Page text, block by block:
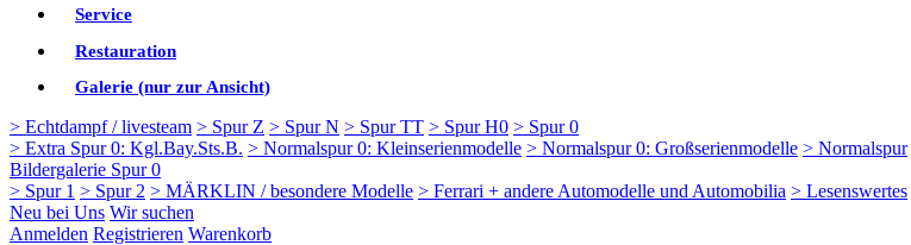
Service
Restauration
Galerie (nur zur Ansicht)
> Echtdampf / livesteam > Spur Z > Spur N > Spur TT > Spur H0 > Spur 0
> Extra Spur 0: Kgl.Bay.Sts.B. > Normalspur 0: Kleinserienmodelle > Normalspur 0: Großserienmodelle > Normalspur
Bildergalerie Spur 0
> Spur 1 > Spur 2 > MÄRKLIN / besondere Modelle > Ferrari + andere Automodelle und Automobilia > Lesenswertes
Neu bei Uns Wir suchen
Anmelden Registrieren Warenkorb